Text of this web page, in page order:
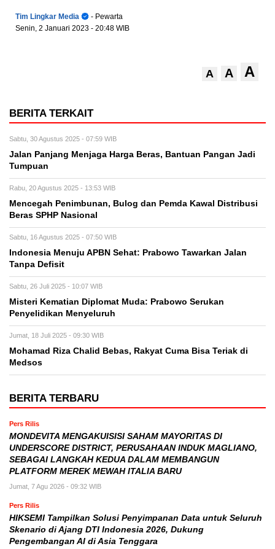
Tim Lingkar Media
- Pewarta
Senin, 2 Januari 2023 - 20:48 WIB
A A A
BERITA TERKAIT
Sabtu, 30 Agustus 2025 - 07:59 WIB
Jalan Panjang Menjaga Harga Beras, Bantuan Pangan Jadi
Tumpuan
Rabu, 20 Agustus 2025 - 13:53 WIB
Mencegah Penimbunan, Bulog dan Pemda Kawal Distribusi
Beras SPHP Nasional
Sabtu, 16 Agustus 2025 - 07:50 WIB
Indonesia Menuju APBN Sehat: Prabowo Tawarkan Jalan
Tanpa Defisit
Sabtu, 26 Juli 2025 - 10:07 WIB
Misteri Kematian Diplomat Muda: Prabowo Serukan
Penyelidikan Menyeluruh
Jumat, 18 Juli 2025 - 09:30 WIB
Mohamad Riza Chalid Bebas, Rakyat Cuma Bisa Teriak di
Medsos
BERITA TERBARU
Pers Rilis
MONDEVITA MENGAKUISISI SAHAM MAYORITAS DI
UNDERSCORE DISTRICT, PERUSAHAAN INDUK MAGLIANO,
SEBAGAI LANGKAH KEDUA DALAM MEMBANGUN
PLATFORM MEREK MEWAH ITALIA BARU
Jumat, 7 Agu 2026 - 09:32 WIB
Pers Rilis
HIKSEMI Tampilkan Solusi Penyimpanan Data untuk Seluruh
Skenario di Ajang DTI Indonesia 2026, Dukung
Pengembangan AI di Asia Tenggara